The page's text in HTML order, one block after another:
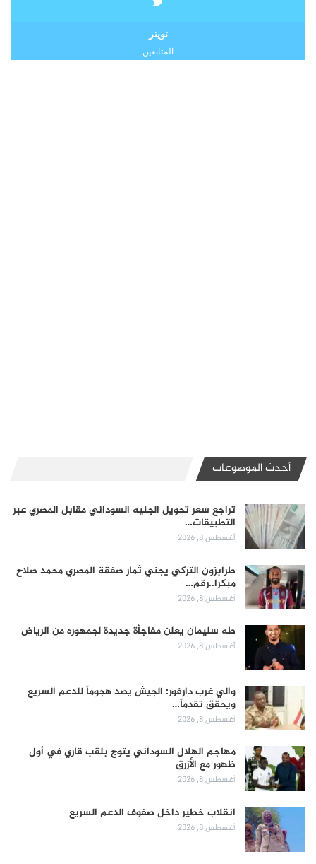
تويتر
المتابعين
أحدث الموضوعات
تراجع سعر تحويل الجنيه السوداني مقابل المصري عبر
التطبيقات…
أغسطس 8, 2026
طرابزون التركي يجني ثمار صفقة المصري محمد صلاح
مبكرا..رقم…
أغسطس 8, 2026
طه سليمان يعلن مفاجأة جديدة لجمهوره من الرياض
أغسطس 8, 2026
والي غرب دارفور: الجيش يصد هجوماً للدعم السريع
ويحقق تقدماً…
أغسطس 8, 2026
مهاجم الهلال السوداني يتوج بلقب قاري في أول
ظهور مع الأزرق
أغسطس 8, 2026
انقلاب خطير داخل صفوف الدعم السريع
أغسطس 8, 2026